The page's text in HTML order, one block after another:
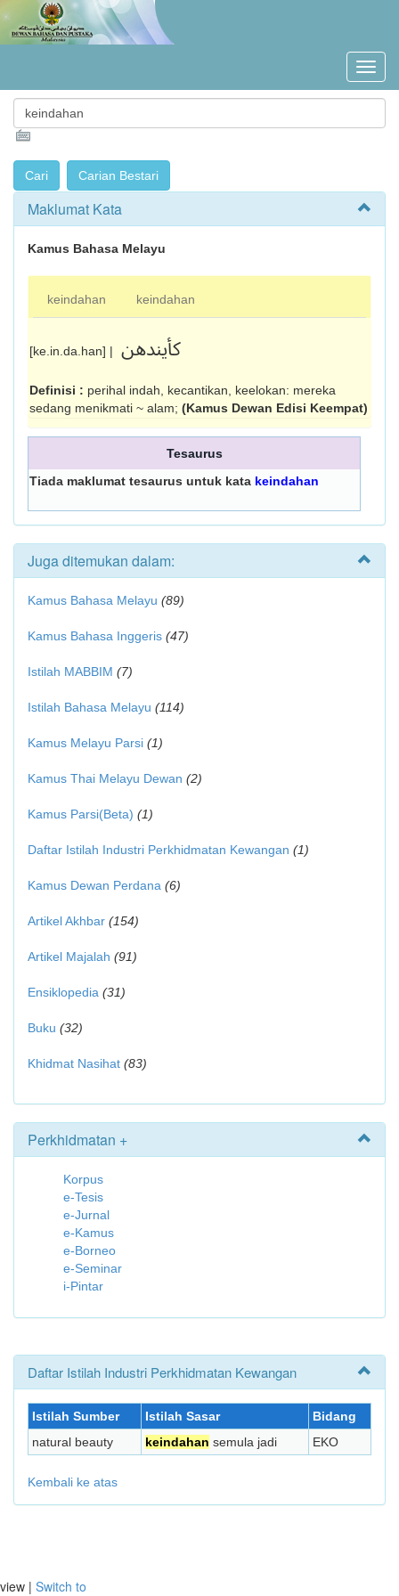
Maklumat Kata
Kamus Bahasa Melayu
keindahan keindahan
[ke.in.da.han] | کأيندهن
Definisi : perihal indah, kecantikan, ke­elokan: mereka
sedang menikmati ~ alam; (Kamus Dewan Edisi Keempat)
Tesaurus
Tiada maklumat tesaurus untuk kata keindahan
Juga ditemukan dalam:
Kamus Bahasa Melayu (89)
Kamus Bahasa Inggeris (47)
Istilah MABBIM (7)
Istilah Bahasa Melayu (114)
Kamus Melayu Parsi (1)
Kamus Thai Melayu Dewan (2)
Kamus Parsi(Beta) (1)
Daftar Istilah Industri Perkhidmatan Kewangan (1)
Kamus Dewan Perdana (6)
Artikel Akhbar (154)
Artikel Majalah (91)
Ensiklopedia (31)
Buku (32)
Khidmat Nasihat (83)
Perkhidmatan +
Korpus
e-Tesis
e-Jurnal
e-Kamus
e-Borneo
e-Seminar
i-Pintar
Daftar Istilah Industri Perkhidmatan Kewangan
Istilah Sumber Istilah Sasar
Bidang
natural beauty
keindahan semula jadi EKO
Kembali ke atas
view | Switch to